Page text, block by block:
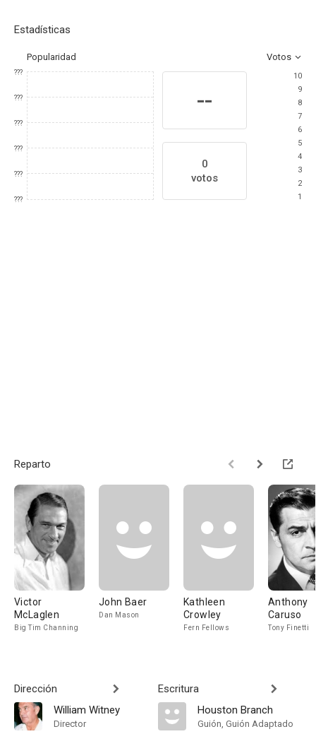
Estadísticas
Popularidad Votos
???
???
???
???
???
???
--
0
votos
10
9
8
7
6
5
4
3
2
1
Reparto
Victor
McLaglen
Big Tim Channing
John Baer
Dan Mason
Kathleen
Crowley
Fern Fellows
Anthony
Caruso
Tony Finetti
Dirección
William Witney
Director
Escritura
Houston Branch
Guión, Guión Adaptado